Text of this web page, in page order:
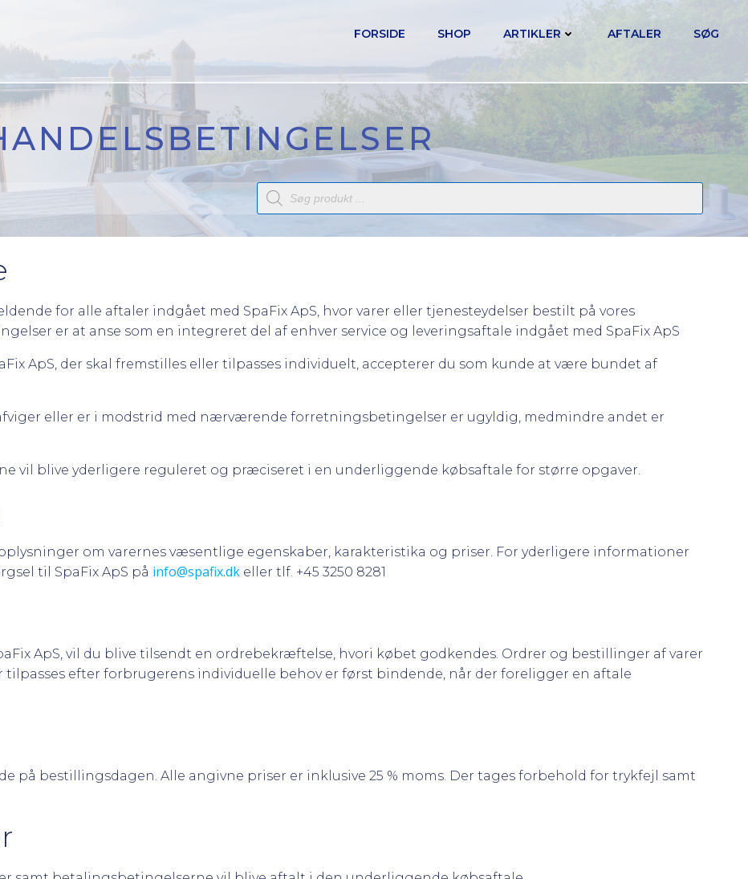
FORSIDE SHOP ARTIKLER AFTALER SØG
Products
search
for alle aftaler indgået med SpaFix ApS, hvor varer eller tjenesteydelser bestilt på vores
er at anse som en integreret del af enhver service og leveringsaftale indgået med SpaFix ApS
ApS, der skal fremstilles eller tilpasses individuelt, accepterer du som kunde at være bundet af
eller er i modstrid med nærværende forretningsbetingelser er ugyldig, medmindre andet er
vil blive yderligere reguleret og præciseret i en underliggende købsaftale for større opgaver.
om varernes væsentlige egenskaber, karakteristika og priser. For yderligere informationer
til SpaFix ApS på info@spafix.dk eller tlf. +45 3250 8281
ApS, vil du blive tilsendt en ordrebekræftelse, hvori købet godkendes. Ordrer og bestillinger af varer
tilpasses efter forbrugerens individuelle behov er først bindende, når der foreligger en aftale
på bestillingsdagen. Alle angivne priser er inklusive 25 % moms. Der tages forbehold for trykfejl samt